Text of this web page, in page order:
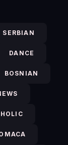
SERBIAN
DANCE
BOSNIAN